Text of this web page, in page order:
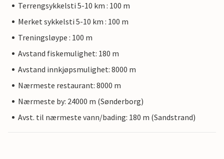
Terrengsykkelsti 5-10 km : 100 m
Merket sykkelsti 5-10 km : 100 m
Treningsløype : 100 m
Avstand fiskemulighet: 180 m
Avstand innkjøpsmulighet: 8000 m
Nærmeste restaurant: 8000 m
Nærmeste by: 24000 m (Sønderborg)
Avst. til nærmeste vann/bading: 180 m (Sandstrand)